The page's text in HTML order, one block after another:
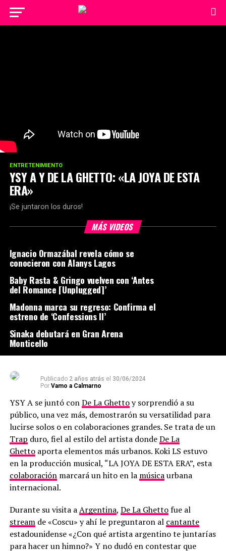
ENTRETENIMIENTO
YSY A Y DE LA GHETTO: «LA JOYA DE ESTA
ERA»
¡Se juntaron los duros!
MÁS VIDEOS
Ignacio Ormazábal revela cómo se
conocieron con Alanys Lagos
Baby Rasta & Gringo vuelven con ‘Antes
del Romance [Unplugged]’
Madonna marca su regreso: Confirma el
estreno de ‘Confessions II’
Sinaka debutará en Gran Arena
Monticello
Publicado 2 años atrás el 30/06/2024
Por Vamo a Calmarno
YSY A se juntó conDe La Ghettoy sorprendió a su
público, una vez más, demostrarón su versatilidad para
lucirse solos o en colaboraciones grandes. Se trata de un
Trap duro, fiel al estilo del artista dondeDe La
Ghettoaporta elementos más urbanos. Koki LS estuvo
en la producción musical, “LA JOYA DE ESTA ERA”, esta
colaboraciónmarcará un hito en la músicaurbana
internacional.
Durante su visita aArgentina, De La Ghettofue al
streamde «Coscu» y ahí le preguntaron al cantante
estadounidense «¿Con qué artista argentino te juntarías
para hacer un himno?» Y no dudó en contestar que